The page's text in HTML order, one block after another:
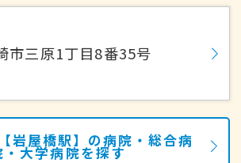
市三原1丁目8番35号
岩屋橋駅】の病院・総合病
・大学病院を探す